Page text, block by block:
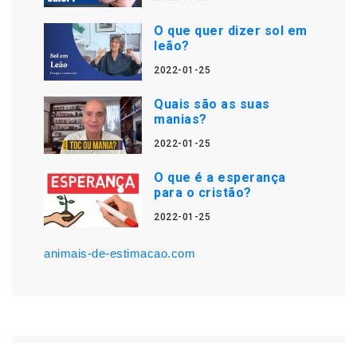
O que quer dizer sol em
leão?
2022-01-25
Quais são as suas
manias?
2022-01-25
O que é a esperança
para o cristão?
2022-01-25
animais-de-estimacao.com